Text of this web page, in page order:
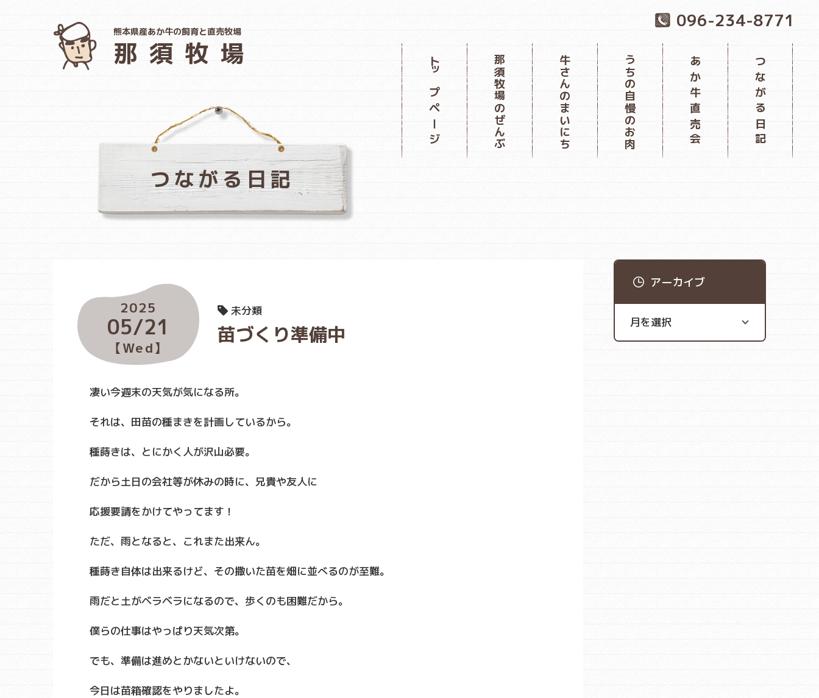
熊本県産あか牛の飼育と直売牧場
那須牧場
096-234-8771
トップページ 那須牧場のぜんぶ 牛さんのまいにち うちの自慢のお肉 あか牛直売会 つながる日記
つながる日記
2025
05/21
【Wed】
未分類
苗づくり準備中
凄い今週末の天気が気になる所。
それは、田苗の種まきを計画しているから。
種蒔きは、とにかく人が沢山必要。
だから土日の会社等が休みの時に、兄貴や友人に
応援要請をかけてやってます！
ただ、雨となると、これまた出来ん。
種蒔き自体は出来るけど、その撒いた苗を畑に並べるのが至難。
雨だと土がベラベラになるので、歩くのも困難だから。
僕らの仕事はやっぱり天気次第。
でも、準備は進めとかないといけないので、
今日は苗箱確認をやりましたよ。
アーカイブ